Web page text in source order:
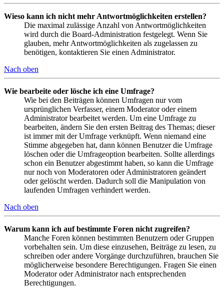
Wieso kann ich nicht mehr Antwortmöglichkeiten erstellen?
Die maximal zulässige Anzahl von Antwortmöglichkeiten
wird durch die Board-Administration festgelegt. Wenn Sie
glauben, mehr Antwortmöglichkeiten als zugelassen zu
benötigen, kontaktieren Sie einen Administrator.
Nach oben
Wie bearbeite oder lösche ich eine Umfrage?
Wie bei den Beiträgen können Umfragen nur vom
ursprünglichen Verfasser, einem Moderator oder einem
Administrator bearbeitet werden. Um eine Umfrage zu
bearbeiten, ändern Sie den ersten Beitrag des Themas; dieser
ist immer mit der Umfrage verknüpft. Wenn niemand eine
Stimme abgegeben hat, dann können Benutzer die Umfrage
löschen oder die Umfrageoption bearbeiten. Sollte allerdings
schon ein Benutzer abgestimmt haben, so kann die Umfrage
nur noch von Moderatoren oder Administratoren geändert
oder gelöscht werden. Dadurch soll die Manipulation von
laufenden Umfragen verhindert werden.
Nach oben
Warum kann ich auf bestimmte Foren nicht zugreifen?
Manche Foren können bestimmten Benutzern oder Gruppen
vorbehalten sein. Um diese einzusehen, Beiträge zu lesen, zu
schreiben oder andere Vorgänge durchzuführen, brauchen Sie
möglicherweise besondere Berechtigungen. Fragen Sie einen
Moderator oder Administrator nach entsprechenden
Berechtigungen.